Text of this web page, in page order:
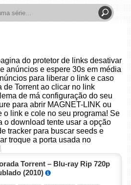
do protetor de links desativar
anúncios e espere 30s em média
para liberar o link e caso
de Torrent ao clicar no link
de má configuração do seu
para abrir MAGNET-LINK ou
o link e cole no seu programa! Se
o download tente usar a opção
tracker para buscar seeds e
troque a porta usada no
Torrent – Blu-ray Rip 720p
(2010)